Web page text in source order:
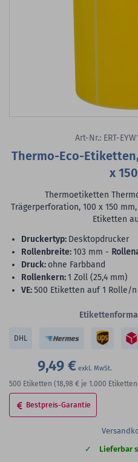
Art-Nr.: ERT-
Thermo-Eco-
x
Thermoetiketten
Trägerperforation, 100 x 150
Etiketten
Druckertyp: Desktopdrucker
Rollenbreite:103 mm -
Druck: ohne Farbband
Rollenkern:1 Zoll (25,4 mm)
VE:500 Etiketten auf 1 Rolle/n
DHL
9,49 €
500 Etiketten (18,98 € je 1.000
Bestpreis-Garantie
Lieferbar